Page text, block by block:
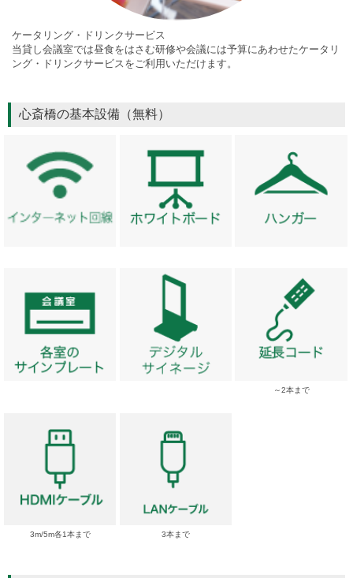
ケータリング・ ドリンクサービス
当貸し会議室では昼食をはさむ研修や会議には予算にあわせたケータリ
ング・ドリンクサービスをご利用いただけます。
心斎橋の基本設備（無料）
～2本まで
3m/5m各1本まで 3本まで